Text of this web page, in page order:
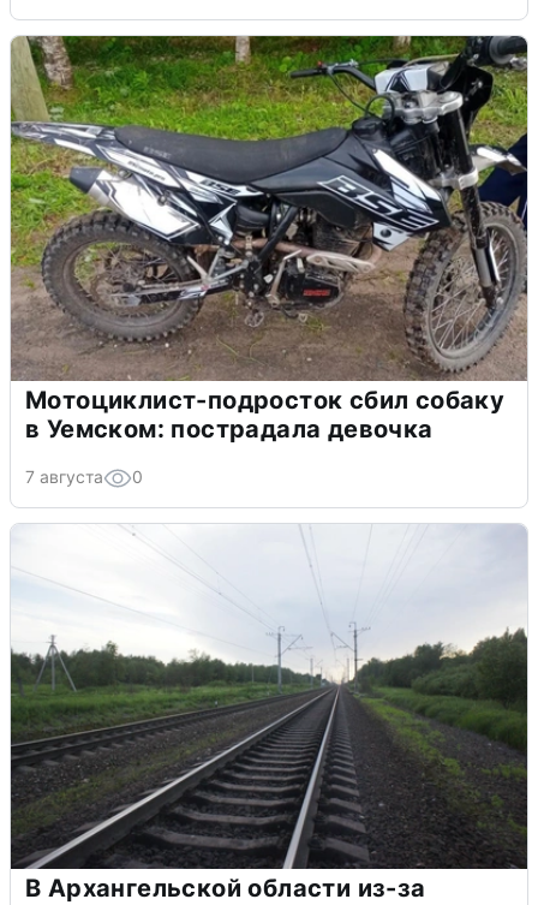
Мотоциклист-подросток сбил собаку
в Уемском: пострадала девочка
7 августа 0
В Архангельской области из-за